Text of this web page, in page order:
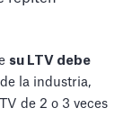
su LTV debe
la industria,
de 2 o 3 veces